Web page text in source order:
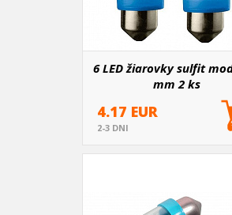
6 LED žiarovky sulfit
mm 2 ks
4.17 EUR
2-3 DNI